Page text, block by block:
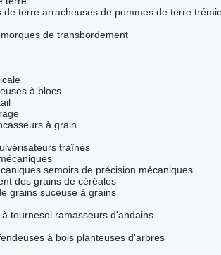
de terre arracheuses de pommes de terre
de transbordement
à blocs
à grain
traînés
semoirs de précision mécaniques
des grains de céréales
grains suceuse à grains
tournesol ramasseurs d'andains
à bois planteuses d'arbres